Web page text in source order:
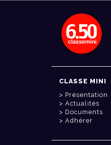
CLASSE MINI
Présentation
Actualités
Documents
Adhérer